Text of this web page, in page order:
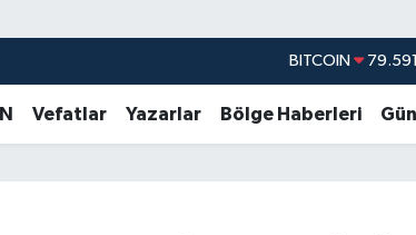
DOLAR
STERLİN
Vefatlar Yazarlar Bölge Haberleri